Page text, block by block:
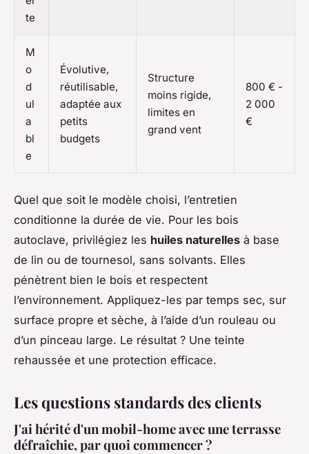
te
M
o
d
ul
a
bl
e
Évolutive,
réutilisable,
adaptée aux
petits
budgets
Structure
moins rigide,
limites en
grand vent
800 € -
2 000
€
Quel que soit le modèle choisi, l’entretien
conditionne la durée de vie. Pour les bois
autoclave, privilégiez les huiles naturelles à base
de lin ou de tournesol, sans solvants. Elles
pénètrent bien le bois et respectent
l’environnement. Appliquez-les par temps sec, sur
surface propre et sèche, à l’aide d’un rouleau ou
d’un pinceau large. Le résultat ? Une teinte
rehaussée et une protection efficace.
Les questions standards des clients
J'ai hérité d'un mobil-home avec une terrasse
défraîchie, par quoi commencer ?